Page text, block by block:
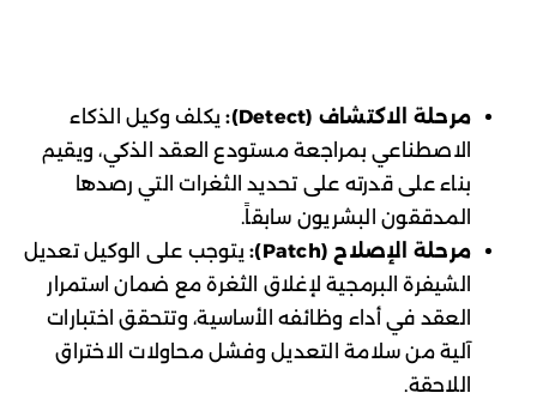
مرحلة الاكتشاف (Detect):
يكلف وكيل الذكاء
الاصطناعي بمراجعة مستودع العقد الذكي، ويقيم
بناء على قدرته على تحديد الثغرات التي رصدها
المدققون البشريون سابقاً.
مرحلة الإصلاح (Patch):
يتوجب على الوكيل تعديل
الشيفرة البرمجية لإغلاق الثغرة مع ضمان استمرار
العقد في أداء وظائفه الأساسية، وتتحقق اختبارات
آلية من سلامة التعديل وفشل محاولات الاختراق
اللاحقة.